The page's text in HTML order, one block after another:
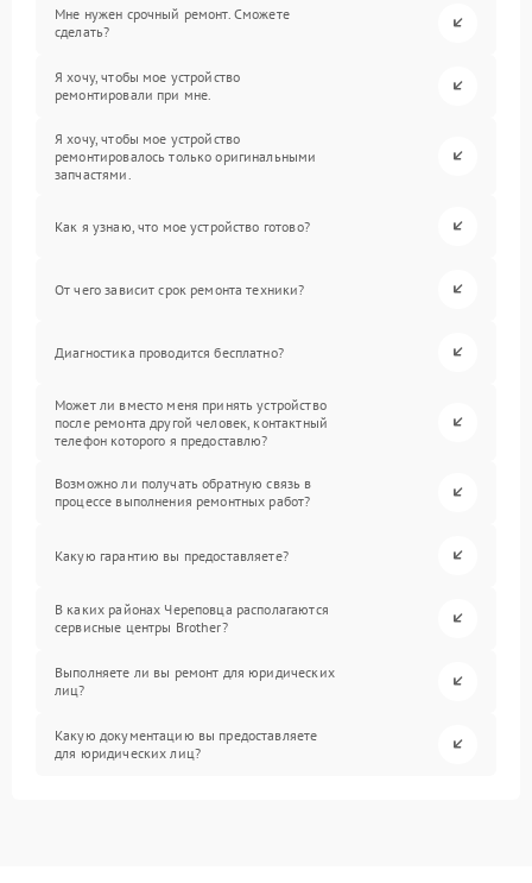
Мне нужен срочный ремонт. Сможете
сделать?
Я хочу, чтобы мое устройство
ремонтировали при мне.
Я хочу, чтобы мое устройство
ремонтировалось только оригинальными
запчастями.
Как я узнаю, что мое устройство готово?
От чего зависит срок ремонта техники?
Диагностика проводится бесплатно?
Может ли вместо меня принять устройство
после ремонта другой человек, контактный
телефон которого я предоставлю?
Возможно ли получать обратную связь в
процессе выполнения ремонтных работ?
Какую гарантию вы предоставляете?
В каких районах Череповца располагаются
сервисные центры Brother?
Выполняете ли вы ремонт для юридических
лиц?
Какую документацию вы предоставляете
для юридических лиц?